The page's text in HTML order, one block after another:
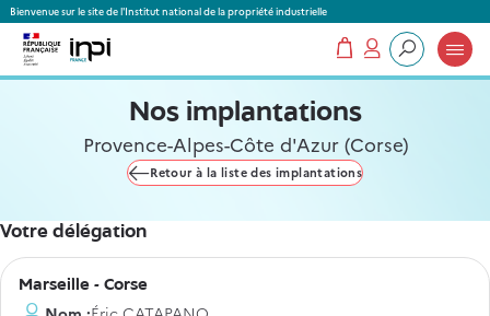
Bienvenue sur le site de l'Institut national de la propriété industrielle
Que recherchez-vous ?
Mon compte
Mon panier
Nos implantations
Provence-Alpes-Côte d'Azur (Corse)
Retour à la liste des implantations
Votre délégation
Ville
Marseille - Corse
Panneau de gestion des cookies